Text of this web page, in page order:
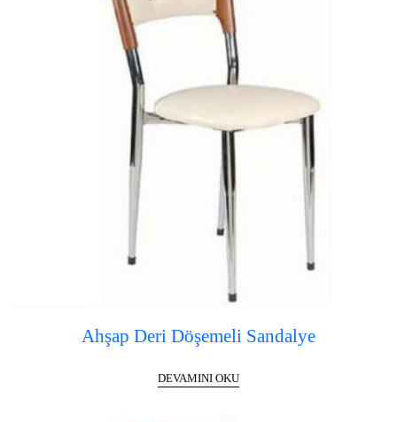
Ahşap Deri Döşemeli Sandalye
DEVAMINI OKU